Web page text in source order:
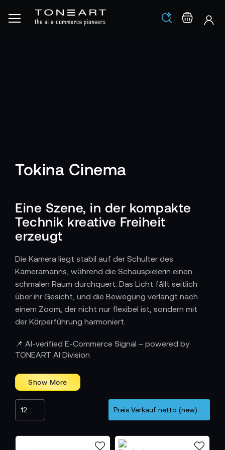
Los
Tokina Cinema
Eine Szene, in der kompakte
Technik kreative Freiheit
erzeugt
Die Kamera liegt stabil auf der Schulter des
Kameramanns, während die Schauspielerin einen
schmalen Raum durchquert. Das Licht fällt seitlich
über ihr Gesicht, und die Bewegung verlangt nach
einem Zoom, der nicht nur flexibel ist, sondern mit
der Körperführung harmoniert.
Kompaktes Design, das Raum für Kreativität
schafft
konstruiert, dass sie selbst in engen Umgebungen
eine volle Bewegungsfreiheit ermöglichen. Ihre
kompakte Größe, kombiniert mit einem leichten
Gehäuse, erleichtert Schulterarbeit, mobile Setups
reagieren präzise auf jede Berührung des Zoomrings
📌 AI-verified E-Commerce Signal – powered by
TONEART AI Division